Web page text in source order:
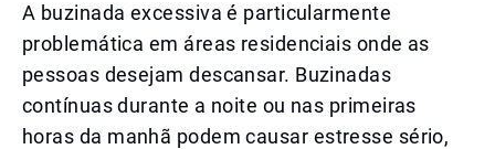
A buzinada excessiva é particularmente
problemática em áreas residenciais onde as
pessoas desejam descansar. Buzinadas
contínuas durante a noite ou nas primeiras
horas da manhã podem causar estresse sério,